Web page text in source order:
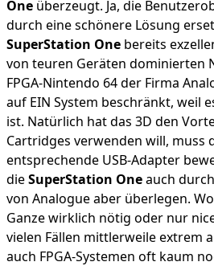
One überzeugt. Ja, die
durch eine schönere Lösung
SuperStation One bereits
von teuren Geräten dominierten
FPGA-Nintendo 64 der Firma
auf EIN System beschränkt, weil
ist. Natürlich hat das 3D den
Cartridges verwenden will, muss
entsprechende USB-Adapter
dieSuperStation Oneauch
von Analogue aber überlegen.
Ganze wirklich nötig oder nur
vielen Fällen mittlerweile extrem
auch FPGA-Systemen oft kaum